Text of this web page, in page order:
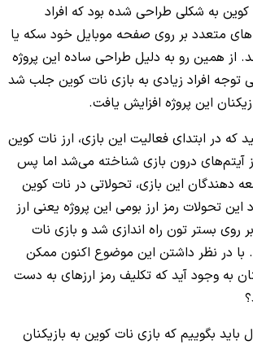
به شکلی طراحی شده بود که افراد
متعدد بر روی صفحه موبایل خود سکه یا
از همین رو به دلیل طراحی ساده این پروژه
توجه افراد زیادی به بازی نات کوین جلب شد
این پروژه افزایش یافت.
که در ابتدای فعالیت این بازی، ارز نات کوین
آیتم‌های درون بازی شناخته می‌شد اما پس
دهندگان این بازی، تحولاتی در نات کوین
تحولات رمز ارز بومی این پروژه یعنی ارز
روی بستر تون راه اندازی شد و بازی نات
با در نظر داشتن این موضوع اکنون ممکن
به وجود آید که تکلیف رمز ارزهای به دست
بگوییم که بازی نات کوین به بازیکنان